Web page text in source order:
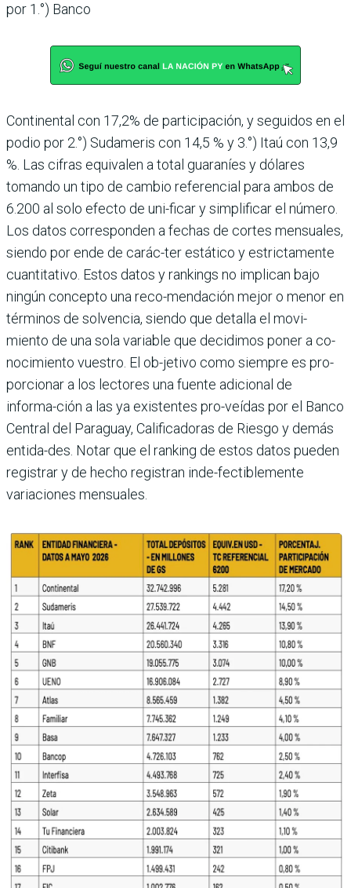
por 1.°) Banco
Continental con 17,2% de participación, y seguidos en el
podio por 2.°) Sudameris con 14,5 % y 3.°) Itaú con 13,9
%. Las cifras equivalen a total guaraníes y dólares
tomando un tipo de cambio referencial para ambos de
6.200 al solo efecto de uni-ficar y simplificar el número.
Los datos corresponden a fechas de cortes mensuales,
siendo por ende de carác-ter estático y estrictamente
cuantitativo. Estos datos y rankings no implican bajo
ningún concepto una reco-mendación mejor o menor en
términos de solvencia, siendo que detalla el movi-
miento de una sola variable que decidimos poner a co-
nocimiento vuestro. El ob-jetivo como siempre es pro-
porcionar a los lectores una fuente adicional de
informa-ción a las ya existentes pro-veídas por el Banco
Central del Paraguay, Calificadoras de Riesgo y demás
entida-des. Notar que el ranking de estos datos pueden
registrar y de hecho registran inde-fectiblemente
variaciones mensuales.